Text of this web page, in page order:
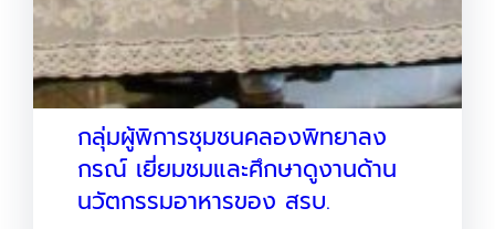
กลุ่มผู้พิการชุมชนคลองพิทยาลง
กรณ์ เยี่ยมชมและศึกษาดูงานด้าน
นวัตกรรมอาหารของ สรบ.